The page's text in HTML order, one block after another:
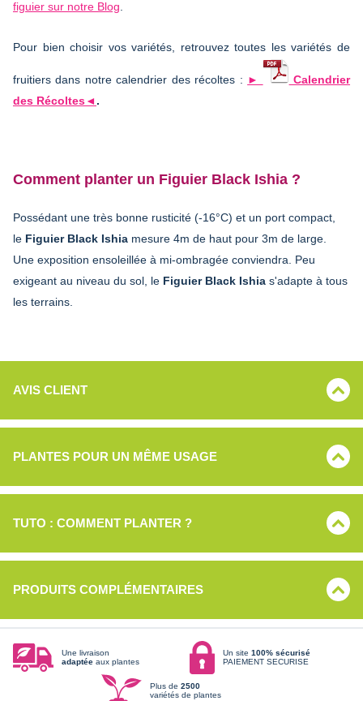
figuier sur notre Blog
Pour bien choisir vos variétés, retrouvez toutes les variétés de
fruitiers dans notre calendrier des récoltes : ►
Calendrier
des Récoltes◄.
Comment planter un Figuier Black Ishia ?
Possédant une très bonne rusticité (-16°C) et un port compact,
le Figuier Black Ishia mesure 4m de haut pour 3m de large.
Une exposition ensoleillée à mi-ombragée conviendra. Peu
exigeant au niveau du sol, le Figuier Black Ishia s'adapte à tous
les terrains.
AVIS CLIENT
PLANTES POUR UN MÊME USAGE
TUTO : COMMENT PLANTER ?
PRODUITS COMPLÉMENTAIRES
Une livraison
adaptée aux plantes
Un site 100% sécurisé
PAIEMENT SECURISE
Plus de 2500
variétés de plantes